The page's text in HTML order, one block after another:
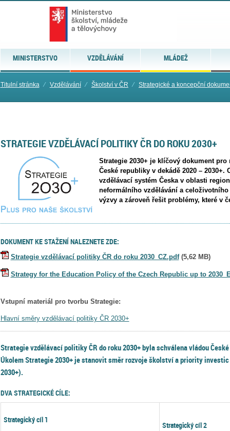
MINISTERSTVO VZDĚLÁVÁNÍ MLÁDEŽ
Titulní stránka ⁄ Vzdělávání ⁄ Školství v ČR ⁄ Strategické a koncepční
STRATEGIE VZDĚLÁVACÍ POLITIKY ČR DO ROKU 2030+
Strategie 2030+ je klíčový dokument
České republiky v dekádě 2020 –
vzdělávací systém Česka v oblasti
neformálního vzdělávání a
výzvy a zároveň řešit problémy, které v
DOKUMENT KE STAŽENÍ NALEZNETE ZDE:
Strategie vzdělávací politiky ČR do roku 2030_CZ.pdf(5,62 MB)
Strategy for the Education Policy of the Czech Republic up to
Vstupní materiál pro tvorbu Strategie:
Hlavní směry vzdělávací politiky ČR 2030+
Strategie vzdělávací politiky ČR do roku 2030+ byla schválena vládou
Úkolem Strategie 2030+ je stanovit směr rozvoje školství a priority
2030+).
DVA STRATEGICKÉ CÍLE:
Strategický cíl 1
Strategický cíl 2